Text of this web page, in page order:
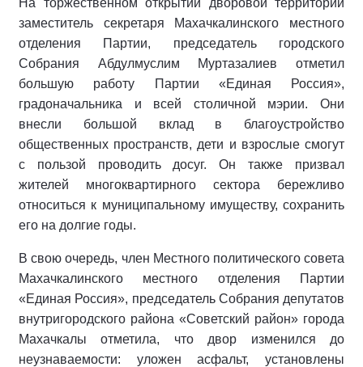
На торжественном открытии дворовой территории
заместитель секретаря Махачкалинского местного
отделения Партии, председатель городского
Собрания Абдулмуслим Муртазалиев отметил
большую работу Партии «Единая Россия»,
градоначальника и всей столичной мэрии. Они
внесли большой вклад в благоустройство
общественных пространств, дети и взрослые смогут
с пользой проводить досуг. Он также призвал
жителей многоквартирного сектора бережливо
относиться к муниципальному имуществу, сохранить
его на долгие годы.
В свою очередь, член Местного политического совета
Махачкалинского местного отделения Партии
«Единая Россия», председатель Собрания депутатов
внутригородского района «Советский район» города
Махачкалы отметила, что двор изменился до
неузнаваемости: уложен асфальт, установлены